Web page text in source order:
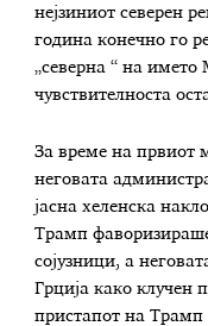
нејзиниот северен
година конечно го
„северна “ на името
чувствителноста
За време на првиот
неговата
јасна хеленска
Трамп
сојузници, а
Грција како клучен
пристапот на Трамп